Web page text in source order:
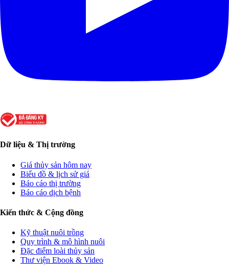
Dữ liệu & Thị trường
Giá thủy sản hôm nay
Biểu đồ & lịch sử giá
Báo cáo thị trường
Báo cáo dịch bệnh
Kiến thức & Cộng đồng
Kỹ thuật nuôi trồng
Quy trình & mô hình nuôi
Đặc điểm loài thủy sản
Thư viện Ebook & Video